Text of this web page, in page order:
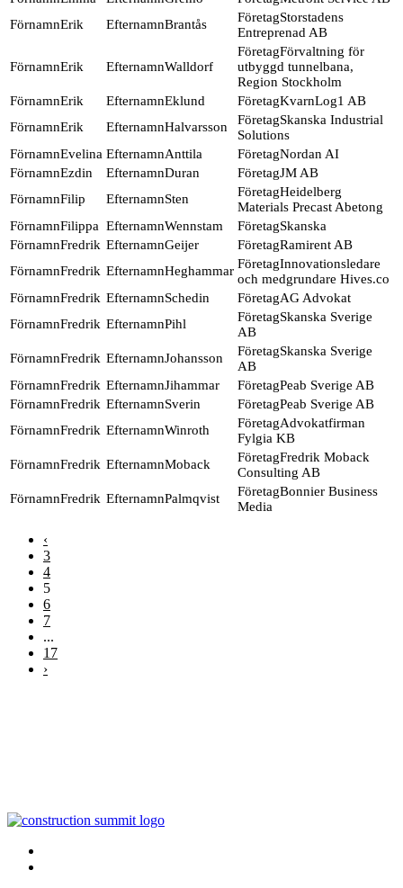
Erik
Brantås
Storstadens
Entreprenad AB
Erik Walldorf
Förvaltning för
utbyggd tunnelbana,
Region Stockholm
Erik
Eklund
KvarnLog1 AB
Erik
Halvarsson
Skanska Industrial
Solutions
Evelina
Anttila
Nordan AI
Ezdin
Duran
JM AB
Filip
Sten
Heidelberg
Materials Precast Abetong
Filippa
Wennstam
Skanska
Fredrik
Geijer
Ramirent AB
Fredrik
Heghammar
Innovationsledare
och medgrundare Hives.co
Fredrik
Schedin
AG Advokat
Fredrik
Pihl
Skanska Sverige
AB
Fredrik
Johansson
Skanska Sverige
AB
Fredrik
Jihammar
Peab Sverige AB
Fredrik
Sverin
Peab Sverige AB
Fredrik
Winroth
Advokatfirman
Fylgia KB
Fredrik
Moback
Fredrik Moback
Consulting AB
Fredrik
Palmqvist
Bonnier Business
Media
‹
3
4
5
6
7
...
17
›